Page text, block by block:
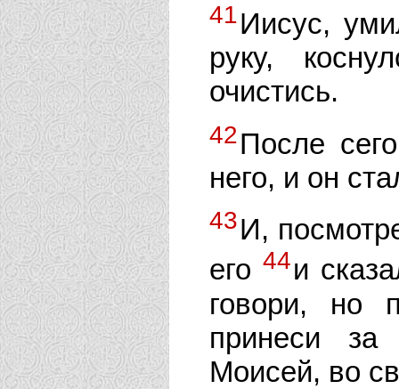
41Иисус,
руку,
очистись.
42После
него, и он
43И,
его 44и
говори, но
принеси
Моисей, во